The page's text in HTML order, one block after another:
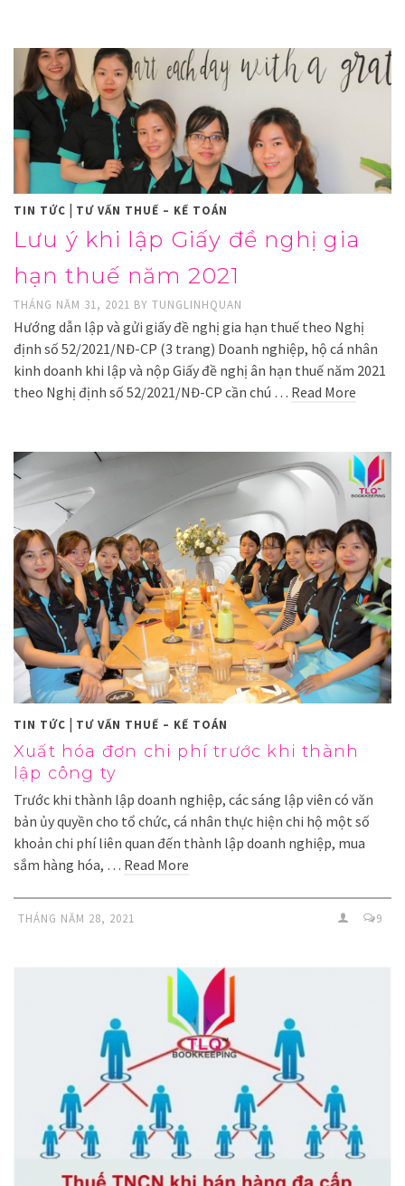
TIN TỨC | TƯ VẤN THUẾ – KẾ TOÁN
Lưu ý khi lập Giấy đề nghị gia
hạn thuế năm 2021
THÁNG NĂM 31, 2021 BY TUNGLINHQUAN
Hướng dẫn lập và gửi giấy đề nghị gia hạn thuế theo Nghị
định số 52/2021/NĐ-CP (3 trang) Doanh nghiệp, hộ cá nhân
kinh doanh khi lập và nộp Giấy đề nghị ân hạn thuế năm 2021
theo Nghị định số 52/2021/NĐ-CP cần chú … Read More
TIN TỨC | TƯ VẤN THUẾ – KẾ TOÁN
Xuất hóa đơn chi phí trước khi thành
lập công ty
Trước khi thành lập doanh nghiệp, các sáng lập viên có văn
bản ủy quyền cho tổ chức, cá nhân thực hiện chi hộ một số
khoản chi phí liên quan đến thành lập doanh nghiệp, mua
sắm hàng hóa, … Read More
THÁNG NĂM 28, 2021 9